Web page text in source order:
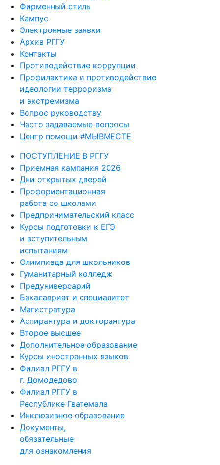
Фирменный стиль
Кампус
Электронные заявки
Архив РГГУ
Контакты
Противодействие коррупции
Профилактика и противодействие
идеологии терроризма
и экстремизма
Вопрос руководству
Часто задаваемые вопросы
Центр помощи #МЫВМЕСТЕ
ПОСТУПЛЕНИЕ В РГГУ
Приемная кампания 2026
Дни открытых дверей
Профориентационная
работа со школами
Предпринимательский класс
Курсы подготовки к ЕГЭ
и вступительным
испытаниям
Олимпиада для школьников
Гуманитарный колледж
Предуниверсарий
Бакалавриат и специалитет
Магистратура
Аспирантура и докторантура
Второе высшее
Дополнительное образование
Курсы иностранных языков
Филиал РГГУ в
г. Домодедово
Филиал РГГУ в
Республике Гватемала
Инклюзивное образование
Документы,
обязательные
для ознакомления